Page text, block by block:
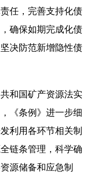
任，完善支持化债
确保如期完成化债
决防范新增隐性债
和国矿产资源法实
《条例》进一步细
利用各环节相关制
链条管理，科学确
源储备和应急制